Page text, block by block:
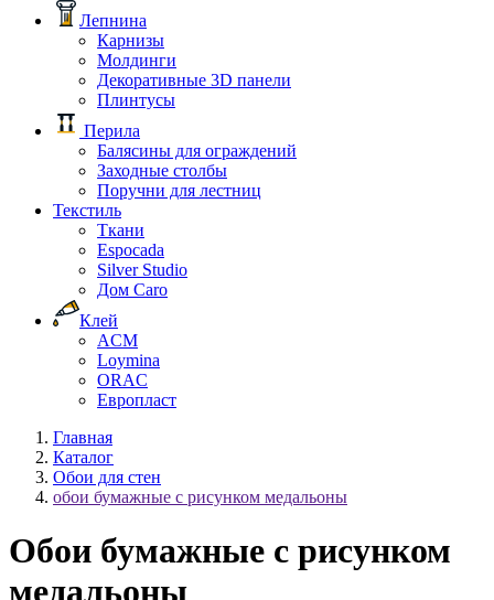
Лепнина
Карнизы
Молдинги
Декоративные 3D панели
Плинтусы
Перила
Балясины для ограждений
Заходные столбы
Поручни для лестниц
Текстиль
Ткани
Espocada
Silver Studio
Дом Caro
Клей
ACM
Loymina
ORAC
Европласт
Главная
Каталог
Обои для стен
обои бумажные с рисунком медальоны
Обои бумажные с рисунком
медальоны